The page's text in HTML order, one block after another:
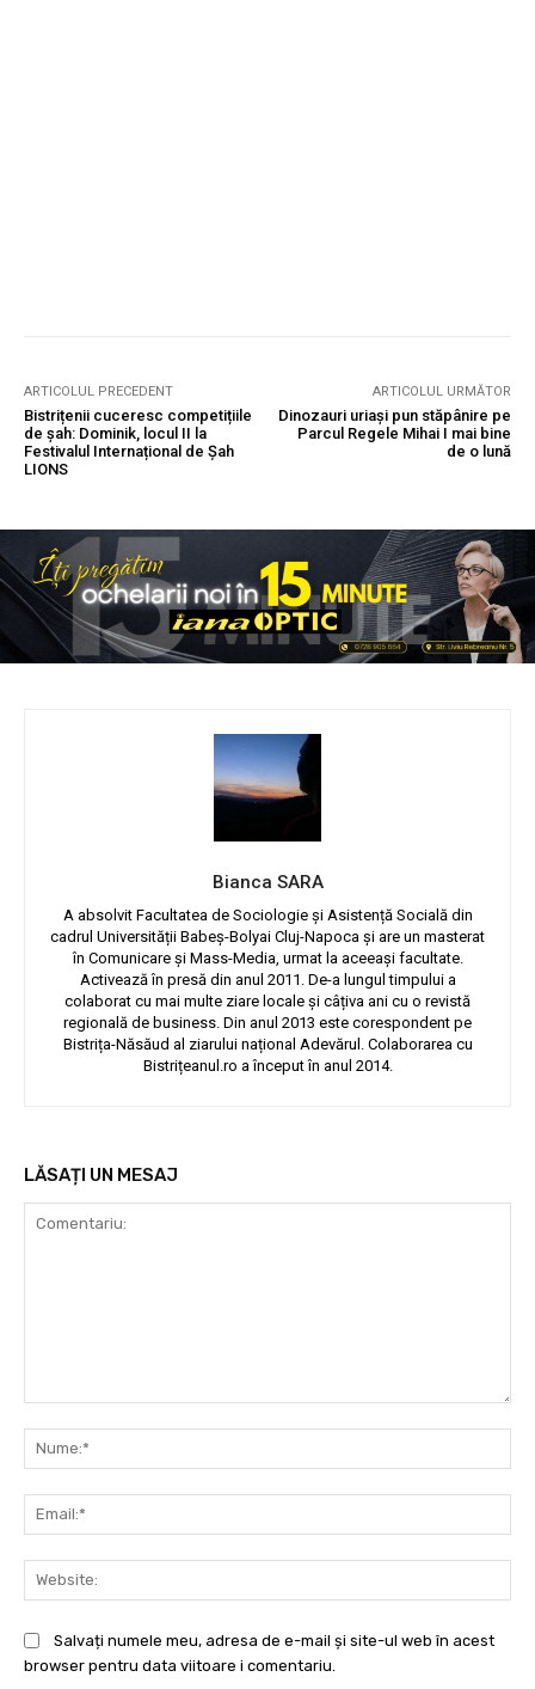
ARTICOLUL PRECEDENT
Bistrițenii cuceresc competițiile
de șah: Dominik, locul II la
Festivalul Internațional de Șah
LIONS
ARTICOLUL URMĂTOR
Dinozauri uriași pun stăpânire pe
Parcul Regele Mihai I mai bine
de o lună
Bianca SARA
A absolvit Facultatea de Sociologie și Asistență Socială din
cadrul Universității Babeș-Bolyai Cluj-Napoca și are un masterat
în Comunicare și Mass-Media, urmat la aceeași facultate.
Activează în presă din anul 2011. De-a lungul timpului a
colaborat cu mai multe ziare locale și câțiva ani cu o revistă
regională de business. Din anul 2013 este corespondent pe
Bistrița-Năsăud al ziarului național Adevărul. Colaborarea cu
Bistrițeanul.ro a început în anul 2014.
LĂSAȚI UN MESAJ
Salvați numele meu, adresa de e-mail și site-ul web în acest
browser pentru data viitoare i comentariu.